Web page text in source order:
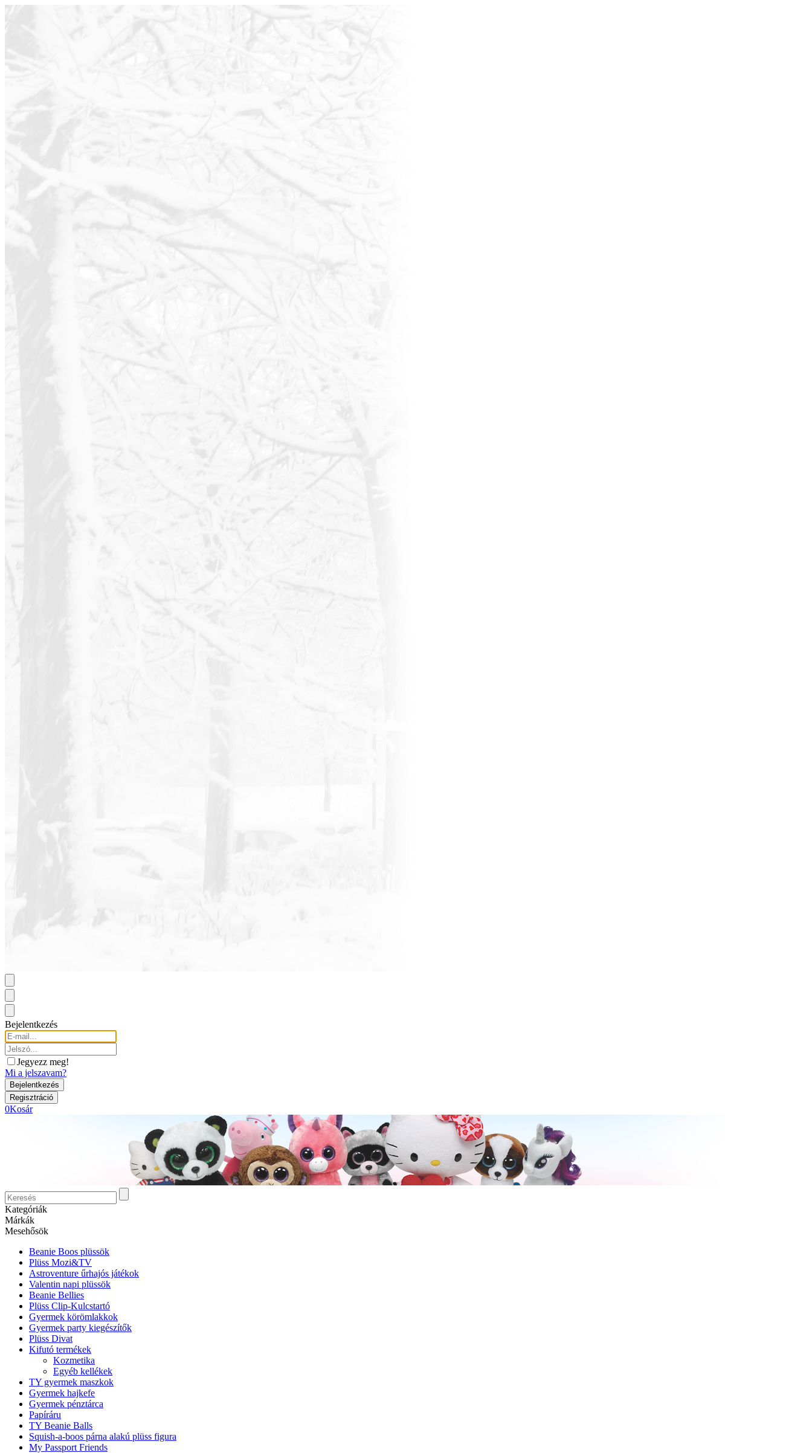
Bejelentkezés
Jegyezz meg!
Mi a jelszavam?
0Kosár
Kategóriák
Márkák
Mesehősök
Beanie Boos plüssök
Plüss Mozi&TV
Astroventure űrhajós játékok
Valentin napi plüssök
Beanie Bellies
Plüss Clip-Kulcstartó
Gyermek körömlakkok
Gyermek party kiegészítők
Plüss Divat
Kifutó termékek
Kozmetika
Egyéb kellékek
TY gyermek maszkok
Gyermek hajkefe
Gyermek pénztárca
Papíráru
TY Beanie Balls
Squish-a-boos párna alakú plüss figura
My Passport Friends